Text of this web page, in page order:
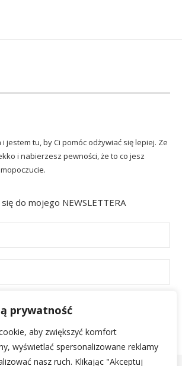
prywatność
aby zwiększyć komfort
wyświetlać spersonalizowane reklamy
nasz ruch. Klikając "Akceptuj
i jestem tu, by Ci pomóc odżywiać się lepiej. Ze
i nabierzesz pewności, że to co jesz
do mojego NEWSLETTERA